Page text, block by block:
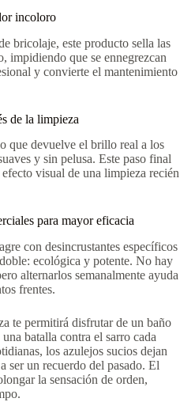
incoloro
bricolaje, este producto sella las
impidiendo que se ennegrezcan
y convierte el mantenimiento
de la limpieza
que devuelve el brillo real a los
y sin pelusa. Este paso final
visual de una limpieza recién
para mayor eficacia
con desincrustantes específicos
ecológica y potente. No hay
alternarlos semanalmente ayuda
frentes.
te permitirá disfrutar de un baño
batalla contra el sarro cada
los azulejos sucios dejan
ser un recuerdo del pasado. El
la sensación de orden,